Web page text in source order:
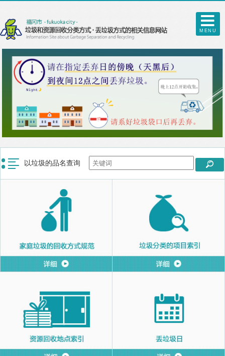
MENU
以垃圾的品名查询